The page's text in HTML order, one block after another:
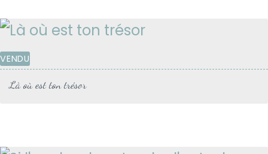
VENDU
Là où est ton trésor